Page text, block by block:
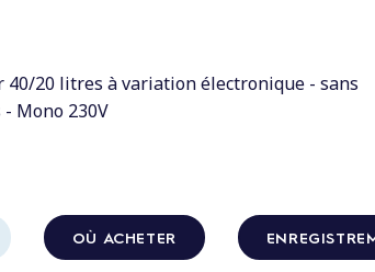
40/20 litres à variation électronique - sans
Mono 230V
OÙ ACHETER